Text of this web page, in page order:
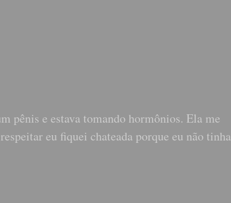
pênis e estava tomando hormônios. Ela me
eu fiquei chateada porque eu não tinha